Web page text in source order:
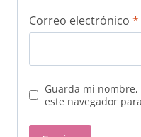
Correo electrónico *
Guarda mi
este navegador